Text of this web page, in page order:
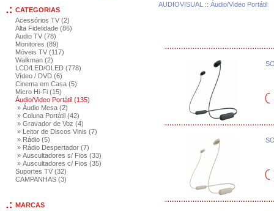
CATEGORIAS
Acessórios TV (2)
Alta Fidelidade (86)
Audio TV (78)
Monitores (89)
Móveis TV (117)
Walkman (2)
LCD/LED/OLED (778)
Vídeo / DVD (6)
Cinema em Casa (5)
Micro Hi-Fi (15)
Áudio/Video Portátil (135)
» Áudio Mesa (2)
» Coluna Portátil (42)
» Gravador de Voz (4)
» Leitor de Discos Vinis (7)
» Rádio (5)
» Rádio Despertador (7)
» Auscultadores s/ Fios (33)
» Auscultadores c/ Fios (35)
Suportes TV (32)
CAMPANHAS (3)
MARCAS
AUDIOVISUAL :: Áudio/Video Portátil